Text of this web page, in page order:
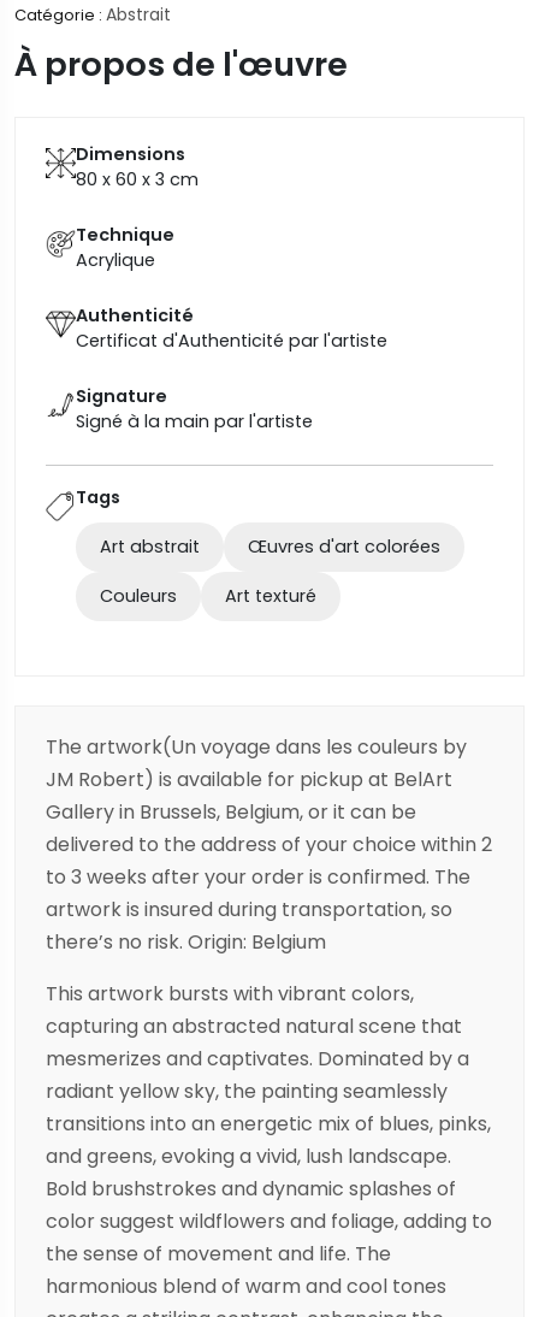
Catégorie : Abstrait
À propos de l'œuvre
Dimensions
80 x 60 x 3 cm
Technique
Acrylique
Authenticité
Certificat d'Authenticité par l'artiste
Signature
Signé à la main par l'artiste
Tags
Art abstrait Œuvres d'art colorées
Couleurs Art texturé
The artwork(Un voyage dans les couleurs by
JM Robert) is available for pickup at BelArt
Gallery in Brussels, Belgium, or it can be
delivered to the address of your choice within 2
to 3 weeks after your order is confirmed. The
artwork is insured during transportation, so
there’s no risk. Origin: Belgium
This artwork bursts with vibrant colors,
capturing an abstracted natural scene that
mesmerizes and captivates. Dominated by a
radiant yellow sky, the painting seamlessly
transitions into an energetic mix of blues, pinks,
and greens, evoking a vivid, lush landscape.
Bold brushstrokes and dynamic splashes of
color suggest wildflowers and foliage, adding to
the sense of movement and life. The
harmonious blend of warm and cool tones